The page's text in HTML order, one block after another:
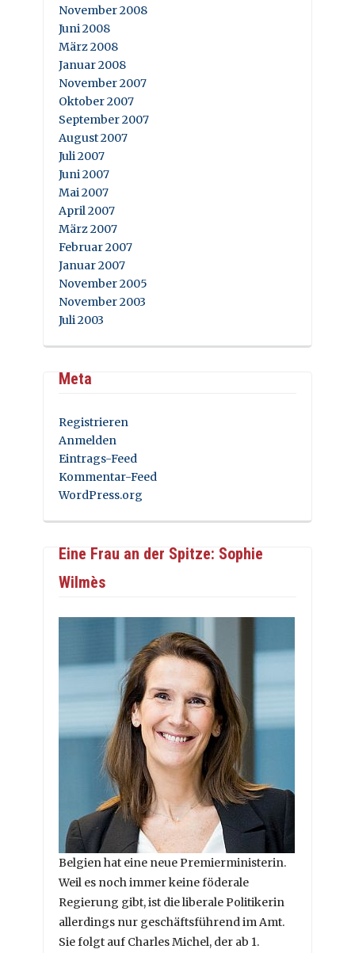
November 2008
Juni 2008
März 2008
Januar 2008
November 2007
Oktober 2007
September 2007
August 2007
Juli 2007
Juni 2007
Mai 2007
April 2007
März 2007
Februar 2007
Januar 2007
November 2005
November 2003
Juli 2003
Meta
Registrieren
Anmelden
Eintrags-Feed
Kommentar-Feed
WordPress.org
Eine Frau an der Spitze: Sophie
Wilmès
Belgien hat eine neue Premierministerin.
Weil es noch immer keine föderale
Regierung gibt, ist die liberale Politikerin
allerdings nur geschäftsführend im Amt.
Sie folgt auf Charles Michel, der ab 1.